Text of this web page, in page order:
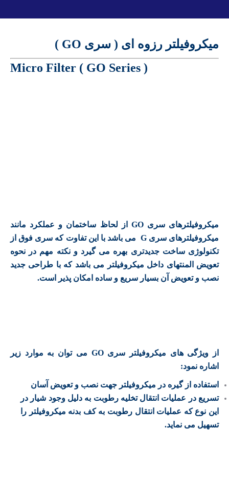
میکروفیلتر رزوه ای ( سری GO )
( Micro Filter ( GO Series
میکروفیلترهای سری GO از لحاظ ساختمان و عملکرد مانند
میکروفیلترهای سری G می باشد با این تفاوت که سری فوق از
تکنولوژی ساخت جدیدتری بهره می گیرد و نکته مهم در نحوه
تعویض المنتهای داخل میکروفیلتر می باشد که با طراحی جدید
نصب و تعویض آن بسیار سریع و ساده امکان پذیر است.
از ویژگی های میکروفیلتر سری GO می توان به موارد زیر
اشاره نمود:
استفاده از گیره در میکروفیلتر جهت نصب و تعویض آسان
تسریع در عملیات انتقال تخلیه رطوبت به دلیل وجود شیار در
این نوع که عملیات انتقال رطوبت به کف بدنه میکروفیلتر را
تسهیل می نماید.